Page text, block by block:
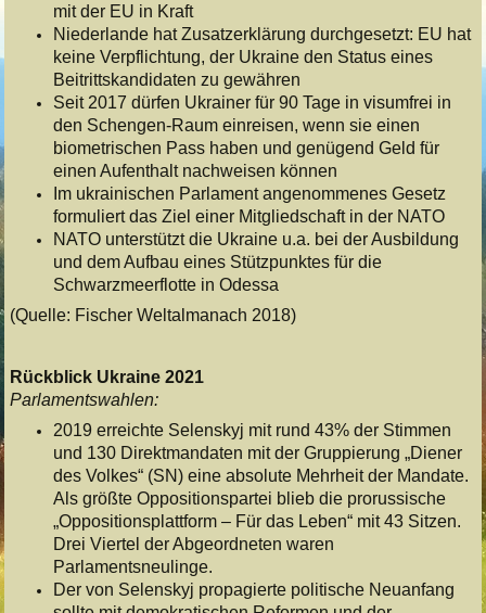
mit der EU in Kraft
Niederlande hat Zusatzerklärung durchgesetzt: EU hat
keine Verpflichtung, der Ukraine den Status eines
Beitrittskandidaten zu gewähren
Seit 2017 dürfen Ukrainer für 90 Tage in visumfrei in
den Schengen-Raum einreisen, wenn sie einen
biometrischen Pass haben und genügend Geld für
einen Aufenthalt nachweisen können
Im ukrainischen Parlament angenommenes Gesetz
formuliert das Ziel einer Mitgliedschaft in der NATO
NATO unterstützt die Ukraine u.a. bei der Ausbildung
und dem Aufbau eines Stützpunktes für die
Schwarzmeerflotte in Odessa
(Quelle: Fischer Weltalmanach 2018)
Rückblick Ukraine 2021
Parlamentswahlen:
2019 erreichte Selenskyj mit rund 43% der Stimmen
und 130 Direktmandaten mit der Gruppierung „Diener
des Volkes“ (SN) eine absolute Mehrheit der Mandate.
Als größte Oppositionspartei blieb die prorussische
„Oppositionsplattform – Für das Leben“ mit 43 Sitzen.
Drei Viertel der Abgeordneten waren
Parlamentsneulinge.
Der von Selenskyj propagierte politische Neuanfang